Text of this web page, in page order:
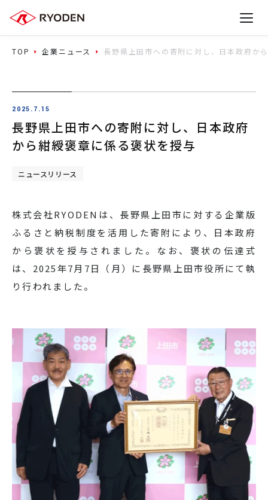
TOP 企業ニュース 長野県上田市への寄附に対し、日本政府か
2025.7.15
長野県上田市への寄附に対し、日本政府
から紺綬褒章に係る褒状を授与
ニュースリリース
株式会社RYODENは、長野県上田市に対する企業版
ふるさと納税制度を活用した寄附により、日本政府
から褒状を授与されました。なお、褒状の伝達式
は、2025年7月7日（月）に長野県上田市役所にて執
り行われました。